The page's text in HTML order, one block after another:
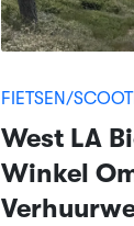
FIETSEN/
West LA
Winkel